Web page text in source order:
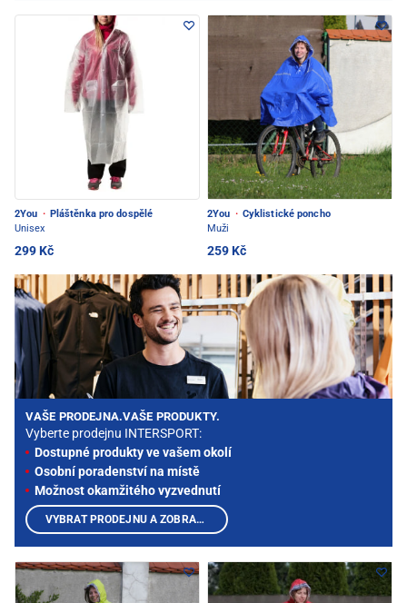
2You · Pláštěnka pro dospělé
Unisex
299 Kč
2You · Cyklistické poncho
Muži
259 Kč
VAŠE PRODEJNA.VAŠE PRODUKTY.
Vyberte prodejnu INTERSPORT:
Dostupné produkty ve vašem okolí
Osobní poradenství na místě
Možnost okamžitého vyzvednutí
VYBRAT PRODEJNU A ZOBRAZIT PRODUKTY